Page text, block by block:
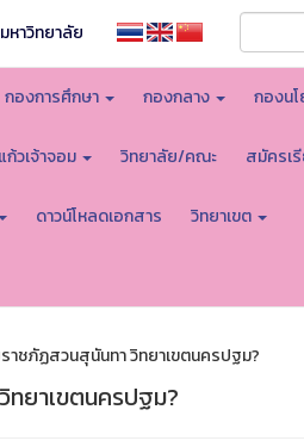
หาวิทยาลัย
กองการศึกษา กองกลาง กองนโ
ก้วเจ้าจอม วิทยาลัย/คณะ สมัครเ
ดาวน์โหลดเอกสาร วิทยาเขต
าชภัฏสวนสุนันทา วิทยาเขตนครปฐม?
ทยาเขตนครปฐม?